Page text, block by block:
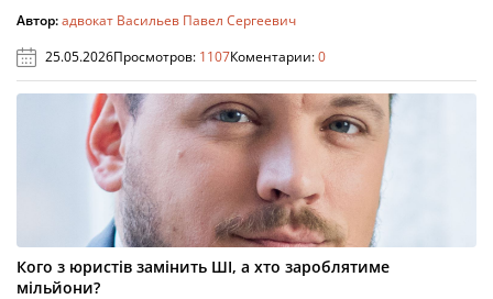
Автор:адвокат Васильев Павел Сергеевич
25.05.2026Просмотров: 1107Коментарии:0
Кого з юристів замінить ШІ, а хто зароблятиме
мільйони?